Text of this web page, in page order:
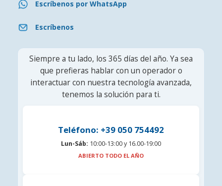
Escríbenos por WhatsApp
Escríbenos
Siempre a tu lado, los 365 días del año. Ya sea
que prefieras hablar con un operador o
interactuar con nuestra tecnología avanzada,
tenemos la solución para ti.
Teléfono: +39 050 754492
Lun-Sáb: 10:00-13:00 y 16.00-19:00
ABIERTO TODO EL AÑO